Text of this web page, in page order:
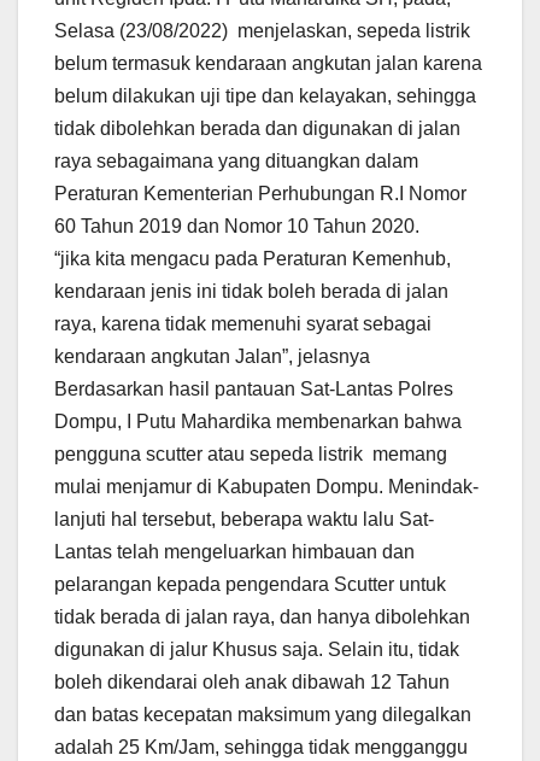
Selasa (23/08/2022) menjelaskan, sepeda listrik
belum termasuk kendaraan angkutan jalan karena
belum dilakukan uji tipe dan kelayakan, sehingga
tidak dibolehkan berada dan digunakan di jalan
raya sebagaimana yang dituangkan dalam
Peraturan Kementerian Perhubungan R.I Nomor
60 Tahun 2019 dan Nomor 10 Tahun 2020.
“jika kita mengacu pada Peraturan Kemenhub,
kendaraan jenis ini tidak boleh berada di jalan
raya, karena tidak memenuhi syarat sebagai
kendaraan angkutan Jalan”, jelasnya
Berdasarkan hasil pantauan Sat-Lantas Polres
Dompu, I Putu Mahardika membenarkan bahwa
pengguna scutter atau sepeda listrik memang
mulai menjamur di Kabupaten Dompu. Menindak-
lanjuti hal tersebut, beberapa waktu lalu Sat-
Lantas telah mengeluarkan himbauan dan
pelarangan kepada pengendara Scutter untuk
tidak berada di jalan raya, dan hanya dibolehkan
digunakan di jalur Khusus saja. Selain itu, tidak
boleh dikendarai oleh anak dibawah 12 Tahun
dan batas kecepatan maksimum yang dilegalkan
adalah 25 Km/Jam, sehingga tidak mengganggu